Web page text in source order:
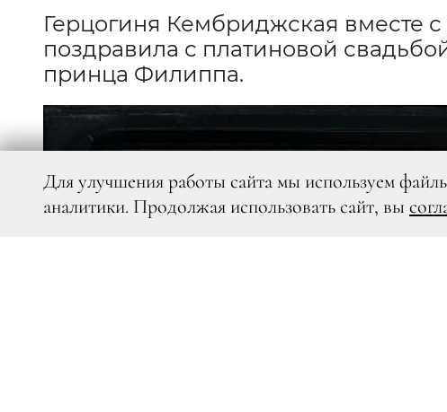
Герцогиня Кембриджская вместе
поздравила с платиновой
принца Филиппа.
Для улучшения работы сайта мы используем
аналитики. Продолжая использовать сайт, вы